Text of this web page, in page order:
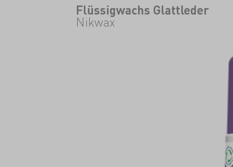
Flüssigwachs Glattleder
Nikwax